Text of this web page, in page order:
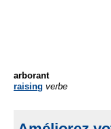
arborant
raising verbe